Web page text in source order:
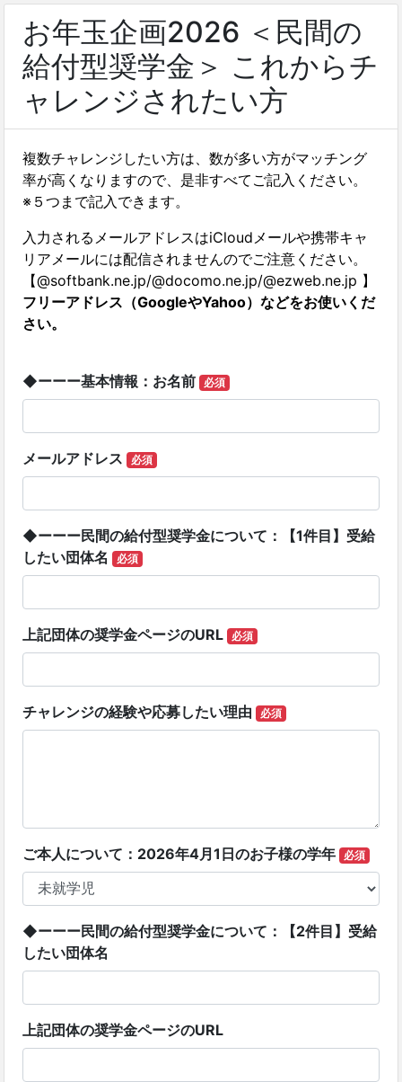
お年玉企画2026​ ＜民間の
給付型奨学金＞​ これからチ
ャレンジされたい方
複数チャレンジしたい方は、数が多い方がマッチング
率が高くなりますので、是非すべてご記入ください。
※５つまで記入できます。
入力されるメールアドレスはiCloudメールや携帯キャ
リアメールには配信されませんのでご注意ください。
【@softbank.ne.jp/@docomo.ne.jp/@ezweb.ne.jp 】
フリーアドレス（GoogleやYahoo）などをお使いくだ
さい。
◆ーーー基本情報：お名前 必須
メールアドレス 必須
◆ーーー民間の給付型奨学金について：【1件目】受給
したい団体名
必須
上記団体の奨学金ページのURL 必須
チャレンジの経験や応募したい理由 必須
ご本人について：2026年4月1日のお子様の学年 必須
◆ーーー民間の給付型奨学金について：【2件目】受給
したい団体名
上記団体の奨学金ページのURL